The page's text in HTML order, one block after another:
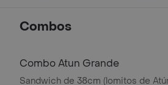
Combos
Combo Atun Grande
Sandwich de 38cm (lomitos de